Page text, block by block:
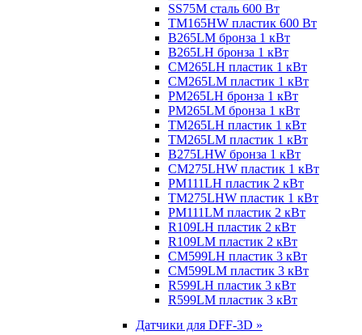
SS75M сталь 600 Вт
TM165HW пластик 600 Вт
B265LM бронза 1 кВт
B265LH бронза 1 кВт
CM265LH пластик 1 кВт
CM265LM пластик 1 кВт
PM265LH бронза 1 кВт
PM265LM бронза 1 кВт
TM265LH пластик 1 кВт
TM265LM пластик 1 кВт
B275LHW бронза 1 кВт
CM275LHW пластик 1 кВт
PM111LH пластик 2 кВт
TM275LHW пластик 1 кВт
PM111LM пластик 2 кВт
R109LH пластик 2 кВт
R109LM пластик 2 кВт
CM599LH пластик 3 кВт
CM599LM пластик 3 кВт
R599LH пластик 3 кВт
R599LM пластик 3 кВт
Датчики для DFF-3D »